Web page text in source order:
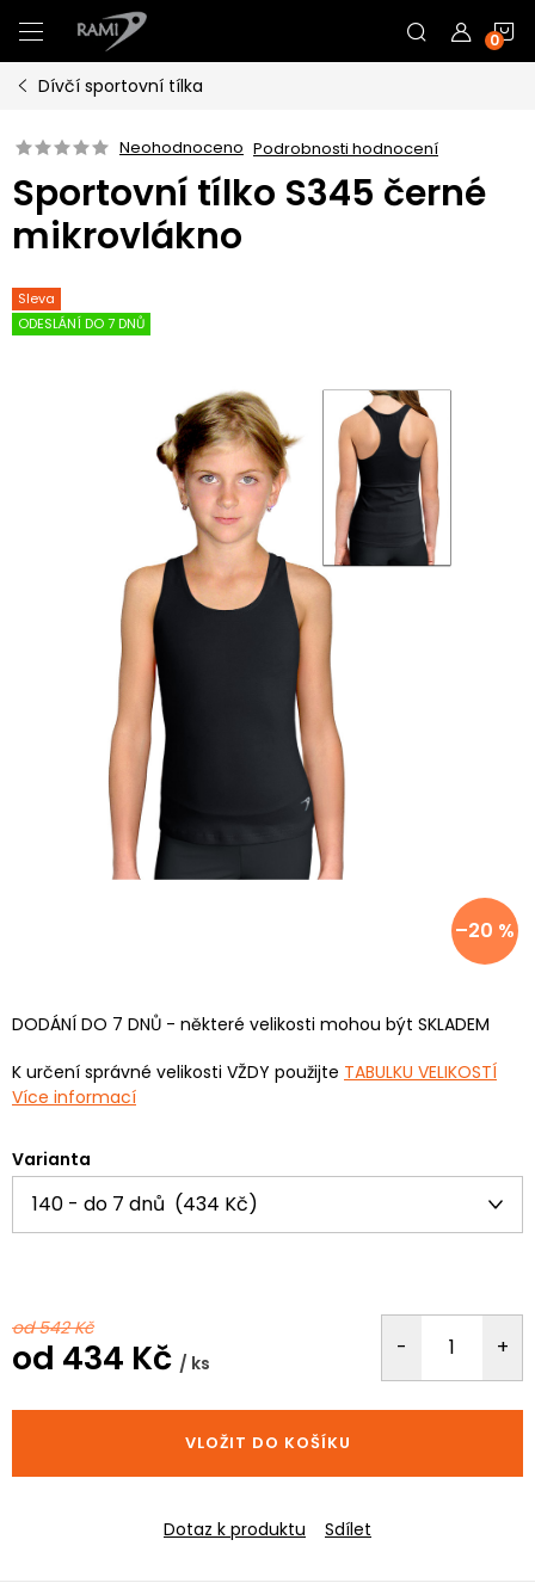
na
obsah
Dívčí sportovní tílka
Neohodnoceno Podrobnosti hodnocení
Sportovní tílko S345 černé
mikrovlákno
Sleva
ODESLÁNÍ DO 7 DNŮ
–20 %
DODÁNÍ DO 7 DNŮ - některé velikosti mohou být SKLADEM
K určení správné velikosti VŽDY použijte TABULKU VELIKOSTÍ
Více informací
Varianta
od 542 Kč
od 434 Kč / ks
cena:
VLOŽIT DO KOŠÍKU
Dotaz k produktu Sdílet